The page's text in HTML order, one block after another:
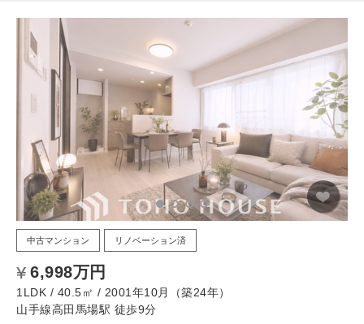
中古マンション リノベーション済
6,998万円
1LDK / 40.5㎡ / 2001年10月（築24年）
山手線高田馬場駅 徒歩9分